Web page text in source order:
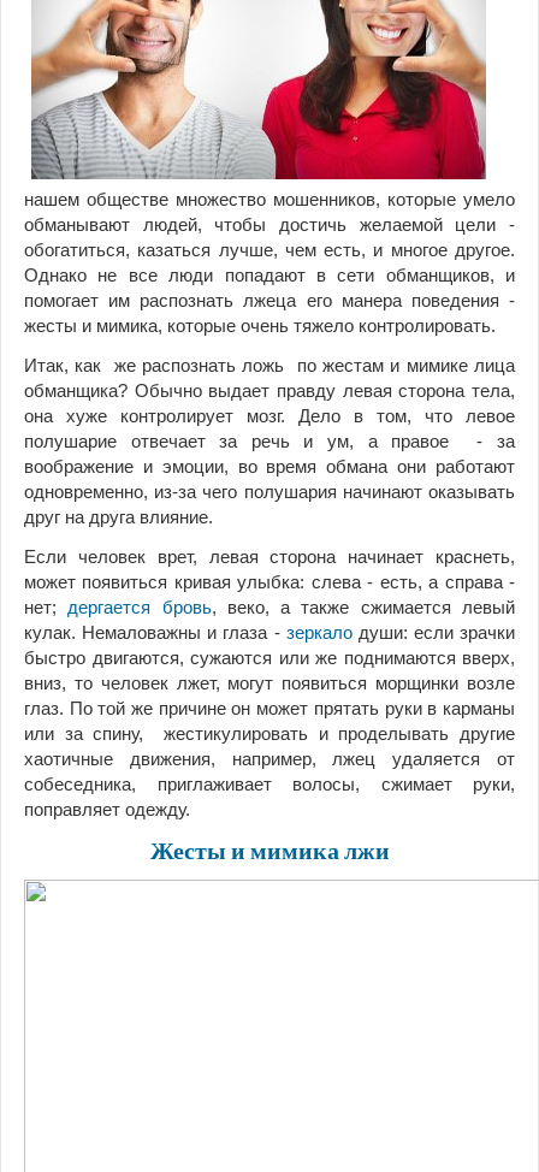
нашем обществе множество мошенников, которые умело
обманывают людей, чтобы достичь желаемой цели -
обогатиться, казаться лучше, чем есть, и многое другое.
Однако не все люди попадают в сети обманщиков, и
помогает им распознать лжеца его манера поведения -
жесты и мимика, которые очень тяжело контролировать.
Итак, как же распознать ложь по жестам и мимике лица
обманщика? Обычно выдает правду левая сторона тела,
она хуже контролирует мозг. Дело в том, что левое
полушарие отвечает за речь и ум, а правое - за
воображение и эмоции, во время обмана они работают
одновременно, из-за чего полушария начинают оказывать
друг на друга влияние.
Если человек врет, левая сторона начинает краснеть,
может появиться кривая улыбка: слева - есть, а справа -
нет; дергается бровь, веко, а также сжимается левый
кулак. Немаловажны и глаза - зеркалодуши: если зрачки
быстро двигаются, сужаются или же поднимаются вверх,
вниз, то человек лжет, могут появиться морщинки возле
глаз. По той же причине он может прятать руки в карманы
или за спину, жестикулировать и проделывать другие
хаотичные движения, например, лжец удаляется от
собеседника, приглаживает волосы, сжимает руки,
поправляет одежду.
Жесты и мимика лжи